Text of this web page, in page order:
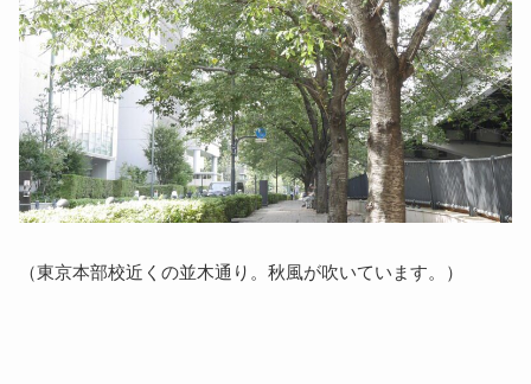
（東京本部校近くの並木通り。秋風が吹いています。）